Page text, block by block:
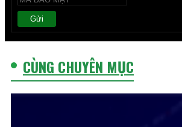
Gửi
CÙNG CHUYÊN MỤC